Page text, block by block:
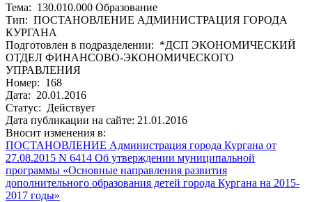
Тема: 130.010.000 Образование
Тип: ПОСТАНОВЛЕНИЕ АДМИНИСТРАЦИЯ ГОРОДА
КУРГАНА
Подготовлен в подразделении: *ДСП ЭКОНОМИЧЕСКИЙ
ОТДЕЛ ФИНАНСОВО-ЭКОНОМИЧЕСКОГО
УПРАВЛЕНИЯ
Номер: 168
Дата: 20.01.2016
Статус: Действует
Дата публикации на сайте: 21.01.2016
Вносит изменения в:
ПОСТАНОВЛЕНИЕ Администрация города Кургана от
27.08.2015 N 6414 Об утверждении муниципальной
программы «Основные направления развития
дополнительного образования детей города Кургана на 2015-
2017 годы»